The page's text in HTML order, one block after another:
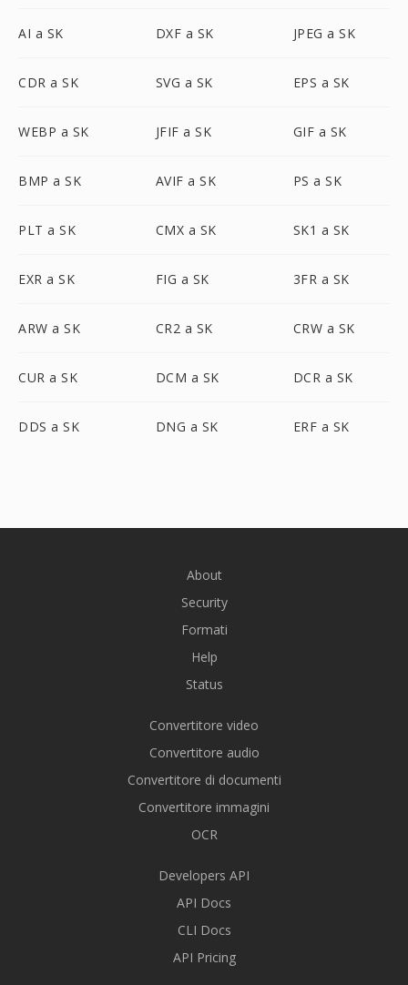
AI a SK DXF a SK JPEG a SK
CDR a SK SVG a SK EPS a SK
WEBP a SK JFIF a SK GIF a SK
BMP a SK AVIF a SK PS a SK
PLT a SK CMX a SK SK1 a SK
EXR a SK FIG a SK 3FR a SK
ARW a SK CR2 a SK CRW a SK
CUR a SK DCM a SK DCR a SK
DDS a SK DNG a SK ERF a SK
About
Security
Formati
Help
Status
Convertitore video
Convertitore audio
Convertitore di documenti
Convertitore immagini
OCR
Developers API
API Docs
CLI Docs
API Pricing